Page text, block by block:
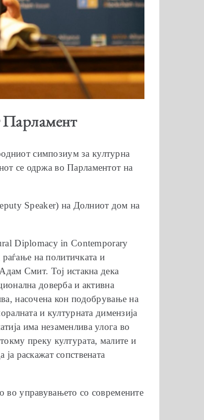
Парламент
симпозиум за културна
се одржа во Парламентот на
Speaker) на Долниот дом на
Diplomacy in Contemporary
на политичката и
Смит. Тој истакна дека
доверба и активна
насочена кон подобрување на
и културната димензија
има незаменлива улога во
преку културата, малите и
раскажат сопствената
во управувањето со современите